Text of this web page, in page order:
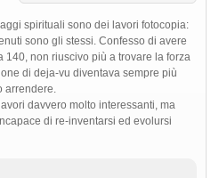
spirituali sono dei lavori fotocopia:
sono gli stessi. Confesso di avere
non riuscivo più a trovare la forza
di deja-vu diventava sempre più
arrendere.
davvero molto interessanti, ma
di re-inventarsi ed evolursi